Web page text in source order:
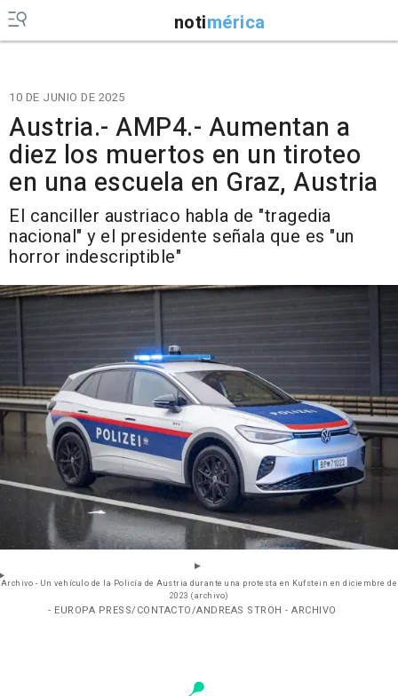
notimérica
10 DE JUNIO DE 2025
Austria.- AMP4.- Aumentan a
diez los muertos en un tiroteo
en una escuela en Graz, Austria
El canciller austriaco habla de "tragedia
nacional" y el presidente señala que es "un
horror indescriptible"
Archivo - Un vehículo de la Policía de Austria durante una protesta en Kufstein en diciembre de
2023 (archivo)
- EUROPA PRESS/CONTACTO/ANDREAS STROH - ARCHIVO